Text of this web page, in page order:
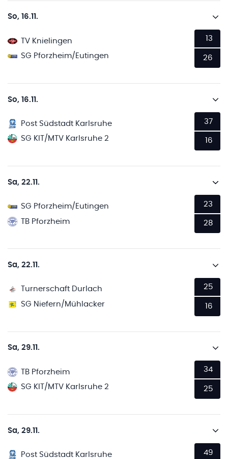
So, 16.11.
TV Knielingen
SG Pforzheim/Eutingen
13
26
So, 16.11.
Post Südstadt Karlsruhe
SG KIT/MTV Karlsruhe 2
37
16
Sa, 22.11.
SG Pforzheim/Eutingen
TB Pforzheim
23
28
Sa, 22.11.
Turnerschaft Durlach
SG Niefern/Mühlacker
25
16
Sa, 29.11.
TB Pforzheim
SG KIT/MTV Karlsruhe 2
34
25
Sa, 29.11.
Post Südstadt Karlsruhe
49